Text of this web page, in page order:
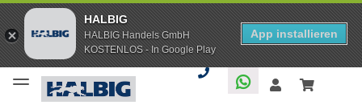
HALBIG
HALBIG Handels GmbH
KOSTENLOS - In Google Play
App installieren